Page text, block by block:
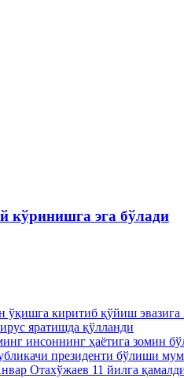
кўринишга эга бўлади
ўқишга киритиб қўйиш
яратишда қўлланди
инсоннинг ҳаётига зомин
президенти бўлиши
Отахўжаев 11 йилга